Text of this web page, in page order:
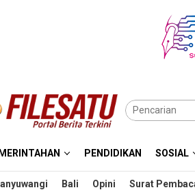
PENDIDIKAN SOSIAL
Bali Opini Surat